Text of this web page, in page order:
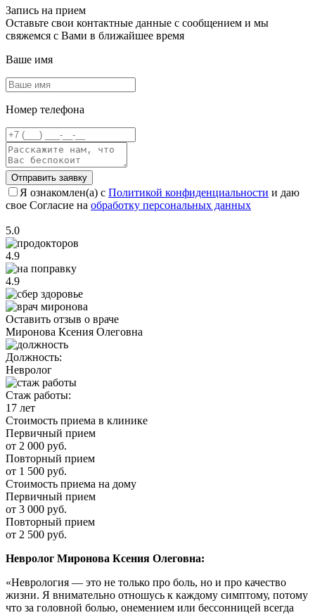
Запись на прием
Оставьте свои контактные данные с сообщением и мы
свяжемся с Вами в ближайшее время
Ваше имя
Номер телефона
Отправить заявку
Я ознакомлен(а) с Политикой конфиденциальности и даю
свое Согласие на обработку персональных данных
5.0
4.9
4.9
Оставить отзыв о враче
Миронова Ксения Олеговна
Должность:
Невролог
Стаж работы:
17 лет
Стоимость приема в клинике
Первичный прием
от 2 000 руб.
Повторный прием
от 1 500 руб.
Стоимость приема на дому
Первичный прием
от 3 000 руб.
Повторный прием
от 2 500 руб.
Невролог Миронова Ксения Олеговна:
«Неврология — это не только про боль, но и про качество
жизни. Я внимательно отношусь к каждому симптому, потому
что за головной болью, онемением или бессонницей всегда